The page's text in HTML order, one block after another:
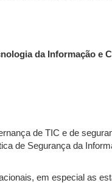
da Informação e
de TIC e de
de Segurança da
em especial as